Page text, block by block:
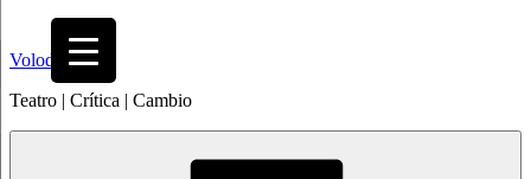
contenido
Volodia
Teatro | Crítica | Cambio